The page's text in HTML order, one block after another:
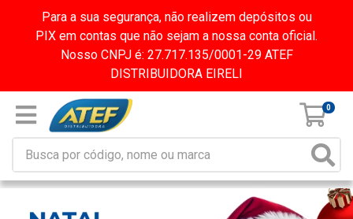
Para a sua segurança, não realizem depósitos ou
PIX em contas que não sejam a nossa conta oficial.
Nosso CNPJ é: 27.717.135/0001-29 ATEF
DISTRIBUIDORA EIRELI
0